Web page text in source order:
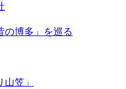
の博多」を巡る
笠」